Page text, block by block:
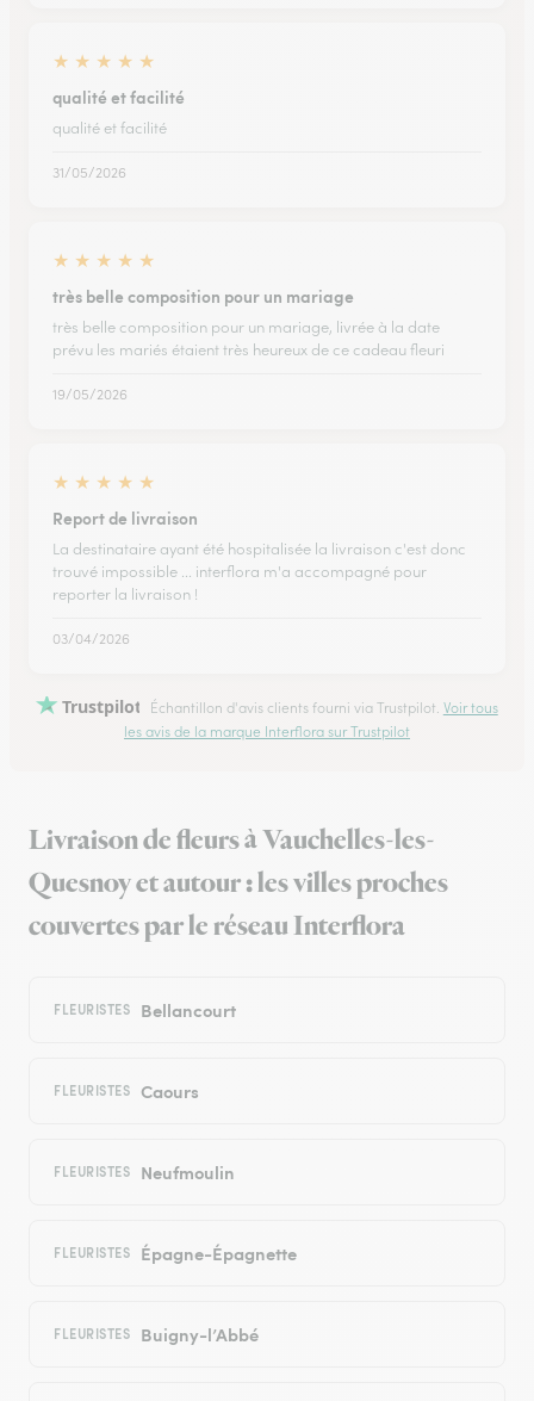
★ ★ ★ ★ ★
qualité et facilité
qualité et facilité
31/05/2026
★ ★ ★ ★ ★
très belle composition pour un mariage
très belle composition pour un mariage, livrée à la date
prévu les mariés étaient très heureux de ce cadeau fleuri
19/05/2026
★ ★ ★ ★ ★
Report de livraison
La destinataire ayant été hospitalisée la livraison c'est donc
trouvé impossible ... interflora m'a accompagné pour
reporter la livraison !
03/04/2026
Trustpilot Échantillon d'avis clients fourni via Trustpilot. Voir tous
les avis de la marque Interflora sur Trustpilot
Livraison de fleurs à Vauchelles-les-
Quesnoy et autour : les villes proches
couvertes par le réseau Interflora
FLEURISTES Bellancourt
FLEURISTES Caours
FLEURISTES Neufmoulin
FLEURISTES Épagne-Épagnette
FLEURISTES Buigny-l’Abbé